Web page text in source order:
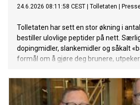
24.6.2026 08:11:58 CEST Tolletaten
Tolletaten har sett en stor økning i
bestiller ulovlige peptider på nett.
dopingmidler, slankemidler og såkalt
formål om å gjøre deg brunere,